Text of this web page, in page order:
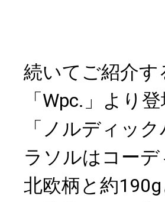
続いてご紹介
「Wpc.」より
「ノルディッ
ラソルはコー
北欧柄と約